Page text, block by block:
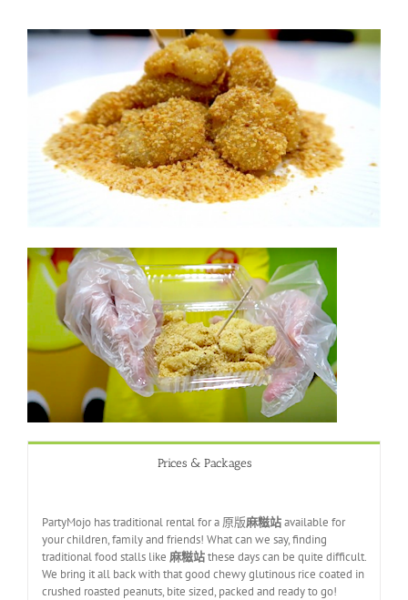
Prices & Packages
PartyMojo has traditional rental for a 原版麻糍站available for
your children, family and friends! What can we say, finding
traditional food stalls like 麻糍站these days can be quite difficult.
We bring it all back with that good chewy glutinous rice coated in
crushed roasted peanuts, bite sized, packed and ready to go!